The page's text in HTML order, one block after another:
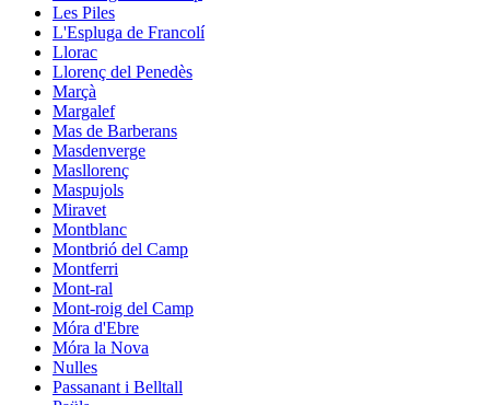
Les Piles
L'Espluga de Francolí
Llorac
Llorenç del Penedès
Marçà
Margalef
Mas de Barberans
Masdenverge
Masllorenç
Maspujols
Miravet
Montblanc
Montbrió del Camp
Montferri
Mont-ral
Mont-roig del Camp
Móra d'Ebre
Móra la Nova
Nulles
Passanant i Belltall